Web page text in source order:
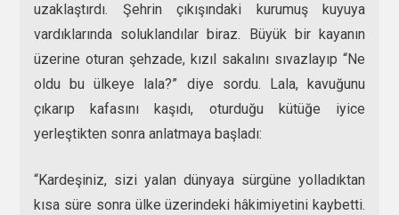
uzaklaştırdı. Şehrin çıkışındaki kurumuş kuyuya
vardıklarında soluklandılar biraz. Büyük bir kayanın
üzerine oturan şehzade, kızıl sakalını sıvazlayıp “Ne
oldu bu ülkeye lala?” diye sordu. Lala, kavuğunu
çıkarıp kafasını kaşıdı, oturduğu kütüğe iyice
yerleştikten sonra anlatmaya başladı:
“Kardeşiniz, sizi yalan dünyaya sürgüne yolladıktan
kısa süre sonra ülke üzerindeki hâkimiyetini kaybetti.